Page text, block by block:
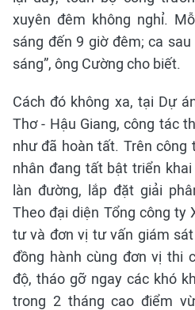
xuyên đêm không nghỉ.
sáng đến 9 giờ đêm; ca
sáng”, ông Cường cho biết.
Cách đó không xa, tại Dự
Thơ - Hậu Giang, công tác
như đã hoàn tất. Trên công
nhân đang tất bật triển
làn đường, lắp đặt giải
Theo đại diện Tổng công ty
tư và đơn vị tư vấn giám
đồng hành cùng đơn vị thi
độ, tháo gỡ ngay các khó
trong 2 tháng cao điểm